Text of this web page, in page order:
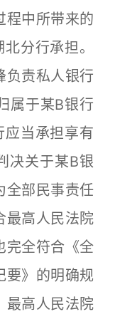
程中所带来的
分行承担。
负责私人银行
属于某B银行
应当承担享有
决关于某B银
全部民事责任
最高人民法院
完全符合《全
要》的明确规
最高人民法院